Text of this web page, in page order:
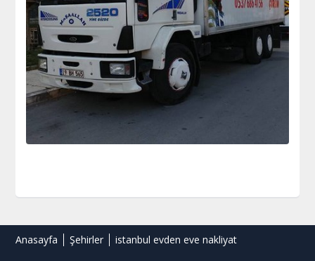
Anasayfa Şehirler istanbul evden eve nakliyat